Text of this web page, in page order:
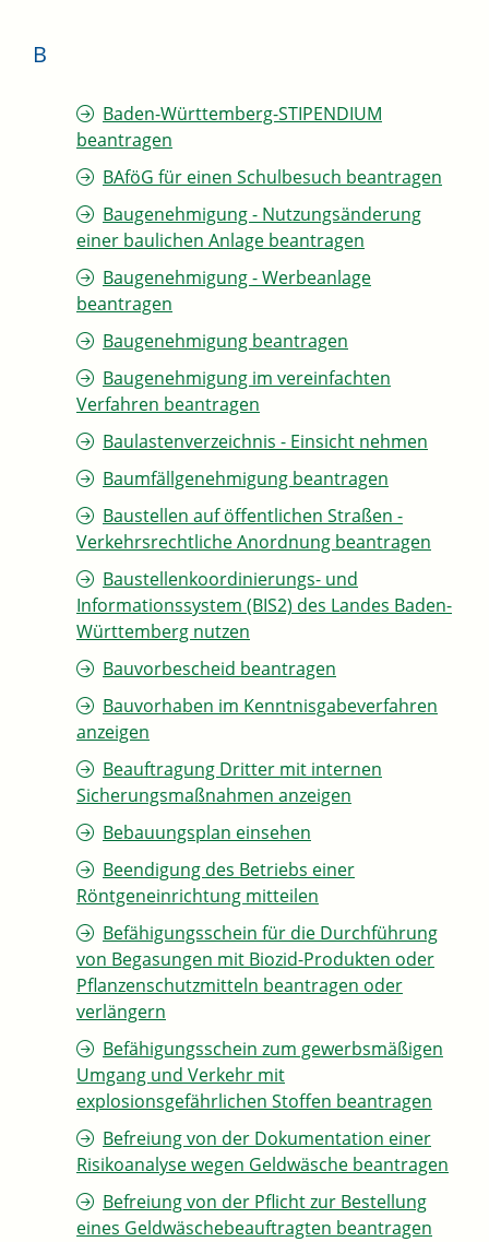
B
Baden-Württemberg-STIPENDIUM
beantragen
BAföG für einen Schulbesuch beantragen
Baugenehmigung - Nutzungsänderung
einer baulichen Anlage beantragen
Baugenehmigung - Werbeanlage
beantragen
Baugenehmigung beantragen
Baugenehmigung im vereinfachten
Verfahren beantragen
Baulastenverzeichnis - Einsicht nehmen
Baumfällgenehmigung beantragen
Baustellen auf öffentlichen Straßen -
Verkehrsrechtliche Anordnung beantragen
Baustellenkoordinierungs- und
Informationssystem (BIS2) des Landes Baden-
Württemberg nutzen
Bauvorbescheid beantragen
Bauvorhaben im Kenntnisgabeverfahren
anzeigen
Beauftragung Dritter mit internen
Sicherungsmaßnahmen anzeigen
Bebauungsplan einsehen
Beendigung des Betriebs einer
Röntgeneinrichtung mitteilen
Befähigungsschein für die Durchführung
von Begasungen mit Biozid-Produkten oder
Pflanzenschutzmitteln beantragen oder
verlängern
Befähigungsschein zum gewerbsmäßigen
Umgang und Verkehr mit
explosionsgefährlichen Stoffen beantragen
Befreiung von der Dokumentation einer
Risikoanalyse wegen Geldwäsche beantragen
Befreiung von der Pflicht zur Bestellung
eines Geldwäschebeauftragten beantragen